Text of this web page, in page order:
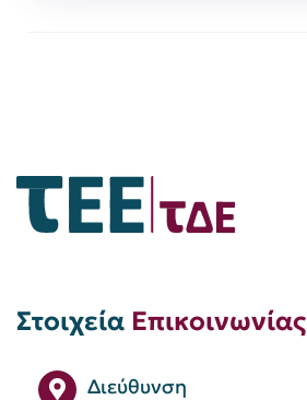
Στοιχεία Επικοινωνίας
Διεύθυνση